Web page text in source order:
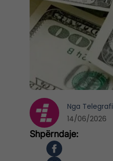
Nga Telegrafi
14/06/2026